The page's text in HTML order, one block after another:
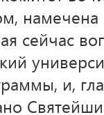
сейчас
и,